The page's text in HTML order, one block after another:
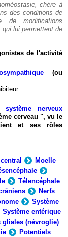
chère à
des conditions de
de modifications
lui permettent de
de l'activité
(ou
système nerveux
cerveau ", vu le
et ses rôles
Moelle
Télencéphale
Nerfs
Système
Système entérique
gliales (névroglie)
Potentiels